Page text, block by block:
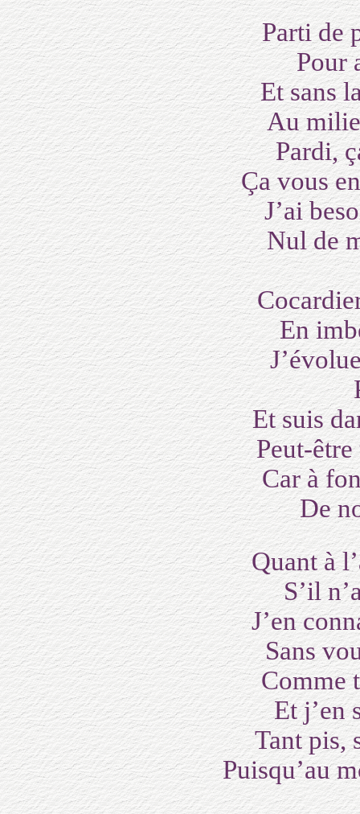
Parti de
Pour
Et sans
Au
Pardi,
Ça vous
J’ai
Nul de
En
Parmi
Et suis
Peut-
Car à
De
Quant à
S’il
J’en
Sans
Comme
Et j’en
Tant pis,
Puisqu’au